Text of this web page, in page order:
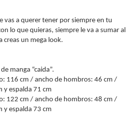
vas a querer tener por siempre en tu
lo que quieras, siempre le va a sumar al
creas un mega look.
manga “caida”.
y espalda 71 cm
122 cm / ancho de hombros: 48 cm /
y espalda 73 cm